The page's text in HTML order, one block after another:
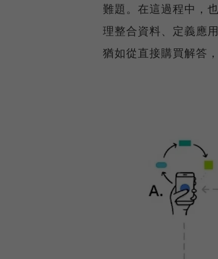
難題。在這過程中，
理整合資料、定義應
猶如從直接購買解答